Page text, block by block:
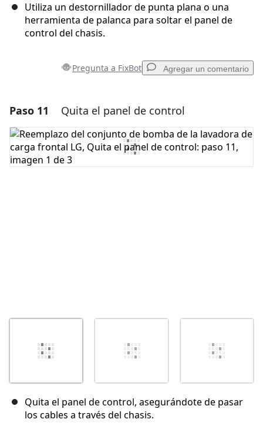
Utiliza un destornillador de punta plana o una
herramienta de palanca para soltar el panel de
control del chasis.
Pregunta a FixBot Agregar un comentario
Agregar un comentario
Agregar Comentario
Paso 11 Quita el panel de control
Quita el panel de control, asegurándote de pasar
los cables a través del chasis.